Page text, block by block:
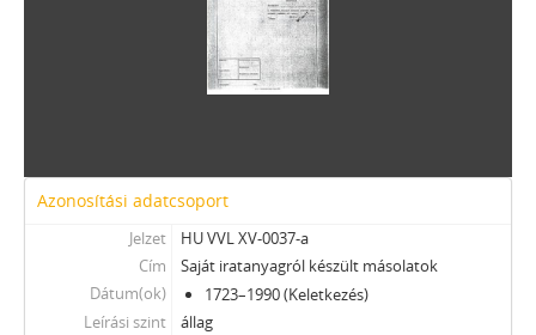
[fondfőcsoport] XXX - SZÖVETKEZETEK, 1949–2015
[fondfőcsoport] XXXVII - MEGYEI JOGÚ VÁROSI, VÁROSI ÉS KÖZSÉGI ÖNKORMÁNYZATOK, 1989–2014
Azonosítási adatcsoport
Jelzet
HU VVL XV-0037-a
Cím
Saját iratanyagról készült másolatok
Dátum(ok)
1723–1990 (Keletkezés)
Leírási szint
állag